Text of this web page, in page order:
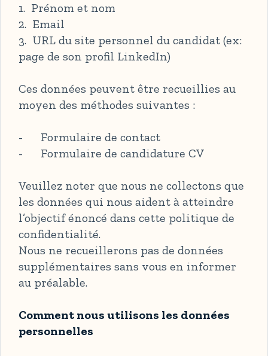
1. Prénom et nom
2. Email
3. URL du site personnel du candidat (ex:
page de son profil LinkedIn)
Ces données peuvent être recueillies au
moyen des méthodes suivantes :
- Formulaire de contact
- Formulaire de candidature CV
Veuillez noter que nous ne collectons que
les données qui nous aident à atteindre
l’objectif énoncé dans cette politique de
confidentialité.
Nous ne recueillerons pas de données
supplémentaires sans vous en informer
au préalable.
Comment nous utilisons les données
personnelles